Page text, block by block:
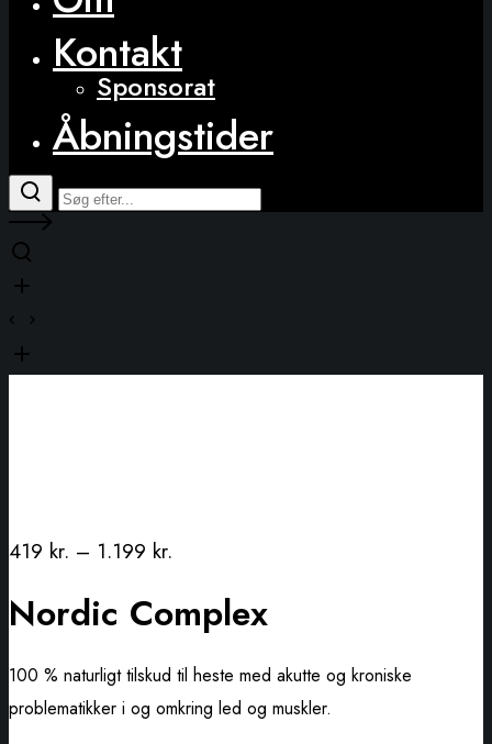
Kontakt
Sponsorat
Åbningstider
419 kr. – 1.199 kr.
Nordic Complex
100 % naturligt tilskud til heste med akutte og kroniske
problematikker i og omkring led og muskler.